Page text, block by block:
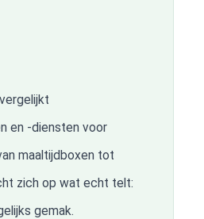
en -diensten voor
maaltijdboxen tot
zich op wat echt telt:
gemak.